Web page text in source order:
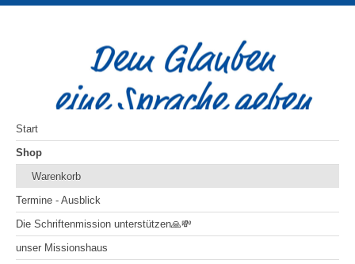
Start
Shop
Warenkorb
Termine - Ausblick
Die Schriftenmission unterstützen🙏💸
unser Missionshaus